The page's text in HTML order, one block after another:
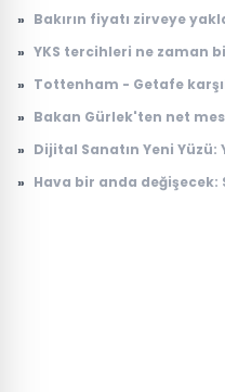
» Bakırın fiyatı zirveye
» YKS tercihleri ne zaman
» Tottenham - Getafe
» Bakan Gürlek'ten net
» Dijital Sanatın Yeni Yüzü:
» Hava bir anda değişecek: